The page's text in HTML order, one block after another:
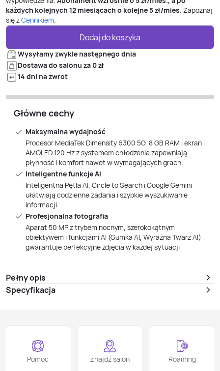
każdych kolejnych 12 miesiącach o kolejne5zł/mies. Zapoznaj
się zCennikiem.
Dodaj do koszyka
Wysyłamy zwykle następnego dnia
Dostawa do salonu za 0 zł
14 dni na zwrot
Główne cechy
Maksymalna wydajność
Procesor MediaTek Dimensity 6300 5G, 8 GB RAM i ekran
AMOLED 120 Hz z systemem chłodzenia zapewniają
płynność i komfort nawet w wymagających grach
Inteligentne funkcje AI
Inteligentna Pętla AI, Circle to Search i Google Gemini
ułatwiają codzienne zadania i szybkie wyszukiwanie
informacji
Profesjonalna fotografia
Aparat 50 MP z trybem nocnym, szerokokątnym
obiektywem i funkcjami AI (Gumka AI, Wyraźna Twarz AI)
gwarantuje perfekcyjne zdjęcia w każdej sytuacji
Pełny opis
Specyfikacja
Pomoc Znajdź salon Roaming